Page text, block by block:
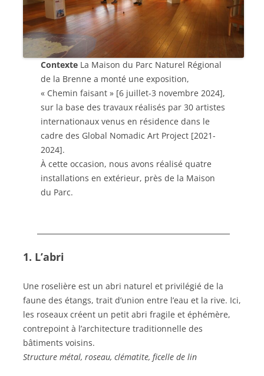
Contexte La Maison du Parc Naturel Régional
de la Brenne a monté une exposition,
« Chemin faisant » [6 juillet-3 novembre 2024],
sur la base des travaux réalisés par 30 artistes
internationaux venus en résidence dans le
cadre des Global Nomadic Art Project [2021-
2024].
À cette occasion, nous avons réalisé quatre
installations en extérieur, près de la Maison
du Parc.
1. L’abri
Une roselière est un abri naturel et privilégié de la
faune des étangs, trait d’union entre l’eau et la rive. Ici,
les roseaux créent un petit abri fragile et éphémère,
contrepoint à l’architecture traditionnelle des
bâtiments voisins.
Structure métal, roseau, clématite, ficelle de lin